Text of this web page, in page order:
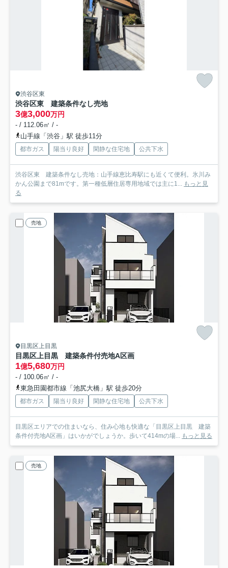
渋谷区東
渋谷区東 建築条件なし売地
3億3,000万円
- / 112.06㎡ / -
山手線「渋谷」駅 徒歩11分
都市ガス 陽当り良好 閑静な住宅地 公共下水
渋谷区東 建築条件なし売地：山手線恵比寿駅にも近くて便利。氷川み
かん公園まで81mです。第一種低層住居専用地域では主に1... もっと見
る
売地
目黒区上目黒
目黒区上目黒 建築条件付売地A区画
1億5,680万円
- / 100.06㎡ / -
東急田園都市線「池尻大橋」駅 徒歩20分
都市ガス 陽当り良好 閑静な住宅地 公共下水
目黒区エリアでの住まいなら、住み心地も快適な「目黒区上目黒 建築
条件付売地A区画」はいかがでしょうか。歩いて414mの場... もっと見る
売地